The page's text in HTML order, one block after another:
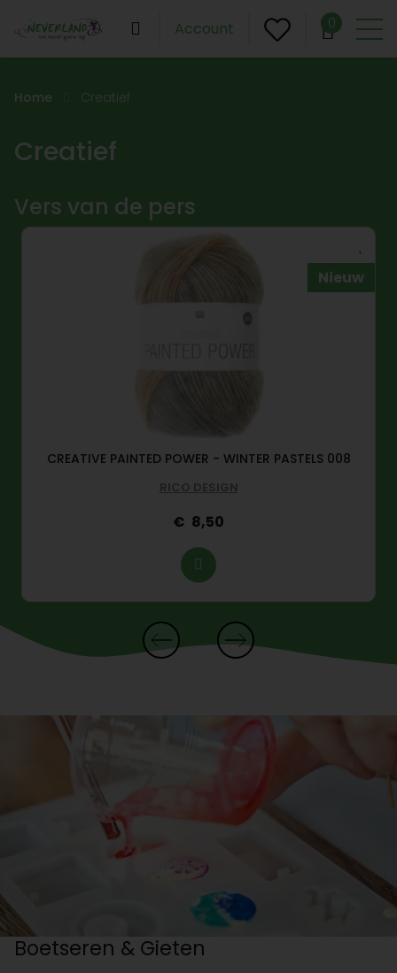
Account 0
Home Creatief
Creatief
Vers van de pers
Nieuw
CREATIVE PAINTED POWER - WINTER PASTELS 008
RICO DESIGN
8,50
Boetseren & Gieten